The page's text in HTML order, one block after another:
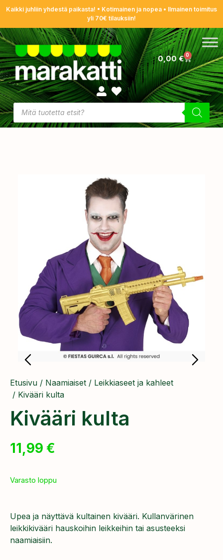
Kaikki juhliin yhdestä paikasta! • Kotimainen ja nopea • Ilmainen toimitus
yli 70€ tilauksiin!
0,00€ 0
Etusivu / Naamiaiset / Leikkiaseet ja kahleet
/ Kivääri kulta
Kivääri kulta
11,99 €
Varasto loppu
Upea ja näyttävä kultainen kivääri. Kullanvärinen
leikkikivääri hauskoihin leikkeihin tai asusteeksi
naamiaisiin.